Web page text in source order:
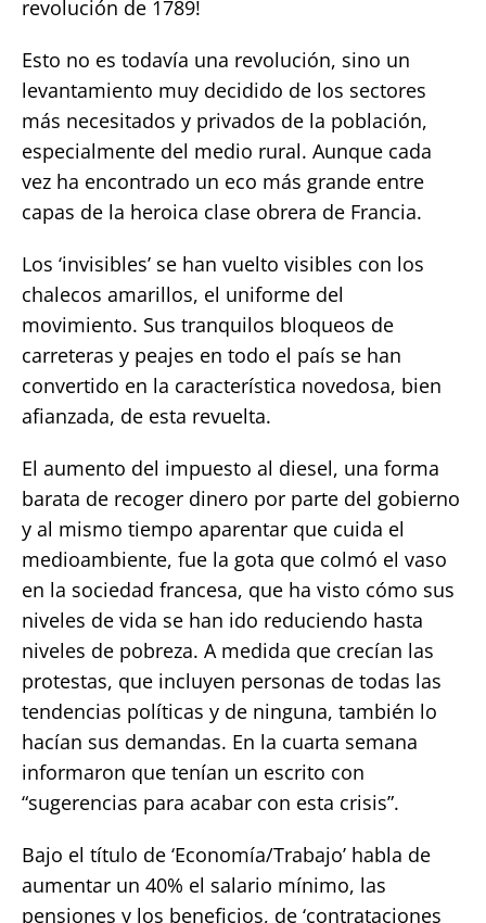
revolución de 1789!
Esto no es todavía una revolución, sino un
levantamiento muy decidido de los sectores
más necesitados y privados de la población,
especialmente del medio rural. Aunque cada
vez ha encontrado un eco más grande entre
capas de la heroica clase obrera de Francia.
Los ‘invisibles’ se han vuelto visibles con los
chalecos amarillos, el uniforme del
movimiento. Sus tranquilos bloqueos de
carreteras y peajes en todo el país se han
convertido en la característica novedosa, bien
afianzada, de esta revuelta.
El aumento del impuesto al diesel, una forma
barata de recoger dinero por parte del gobierno
y al mismo tiempo aparentar que cuida el
medioambiente, fue la gota que colmó el vaso
en la sociedad francesa, que ha visto cómo sus
niveles de vida se han ido reduciendo hasta
niveles de pobreza. A medida que crecían las
protestas, que incluyen personas de todas las
tendencias políticas y de ninguna, también lo
hacían sus demandas. En la cuarta semana
informaron que tenían un escrito con
“sugerencias para acabar con esta crisis”.
Bajo el título de ‘Economía/Trabajo’ habla de
aumentar un 40% el salario mínimo, las
pensiones y los beneficios, de ‘contrataciones